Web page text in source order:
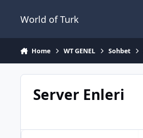
World of Turk
Home WT GENEL Sohbet
Server Enleri